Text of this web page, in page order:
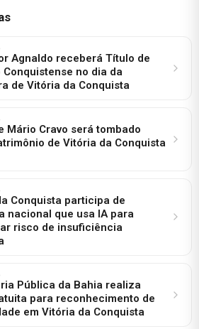
Agnaldo receberá Título de
Conquistense no dia da
de Vitória da Conquista
Mário Cravo será tombado
de Vitória da Conquista
Conquista participa de
nacional que usa IA para
risco de insuficiência
Pública da Bahia realiza
para reconhecimento de
em Vitória da Conquista